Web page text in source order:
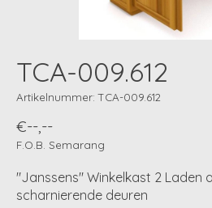
TCA-009.612
Artikelnummer: TCA-009.612
€--,--
F.O.B. Semarang
"Janssens" Winkelkast 2 Laden
scharnierende deuren